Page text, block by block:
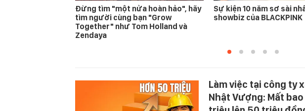
Đừng tìm "một nửa hoàn hảo", hãy
tìm người cùng bạn "Grow
Together" như Tom Holland và
Zendaya
Sự kiện 10 năm sơ sài
showbiz của BLACKPINK
Làm việc tại công ty
Nhật Vượng: Mất